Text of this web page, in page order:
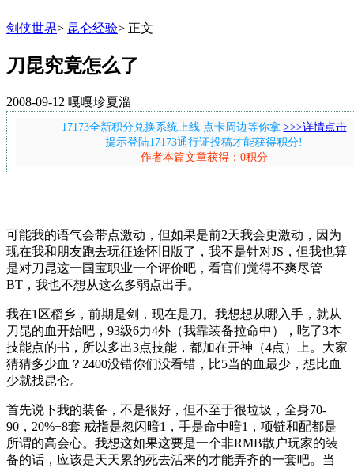
剑侠世界> 昆仑经验> 正文
刀昆究竟怎么了
2008-09-12 嘎嘎珍夏溜
17173全新积分兑换系统上线 点卡周边等你拿 >>>详情点击
提示登陆17173通行证投稿才能获得积分!
作者本篇文章获得：0积分
可能我的语气会带点激动，但如果是前2天我会更激动，因为
现在我和朋友跑去玩征途怀旧版了，我不是针对JS，但我也算
是对刀昆这一国宝职业一个评价吧，看官们觉得不爽尽管
BT，我也不想从这么多弱点出手。
我在1区稻乡，前期是剑，现在是刀。我想想从哪入手，就从
刀昆的血开始吧，93级6力4外（我靠装备拉命中），吃了3本
技能点的书，所以多出3点技能，都加在开神（4点）上。大家
猜猜多少血？2400没错你们没看错，比5当的血最少，想比血
少就找昆仑。
首先说下我的装备，不是很好，但不至于很垃圾，全身70-
90，20%+8套 戒指是忽闪暗1，手是命中暗1，项链和配都是
所谓的高会心。我想这如果这要是一个非RMB散户玩家的装
备的话，应该是天天累的死去活来的才能弄齐的一套吧。当